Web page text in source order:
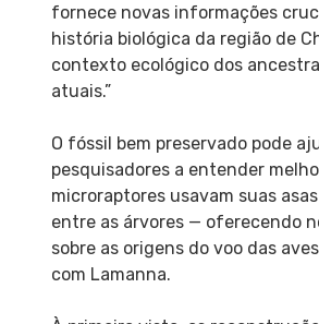
fornece novas informações
história biológica da região de
contexto ecológico dos
atuais.”
O fóssil bem preservado pode
pesquisadores a entender
microraptores usavam suas
entre as árvores — oferecendo
sobre as origens do voo das
com Lamanna.